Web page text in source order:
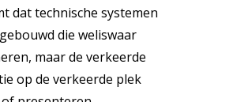
dat technische systemen
die weliswaar
maar de verkeerde
op de verkeerde plek